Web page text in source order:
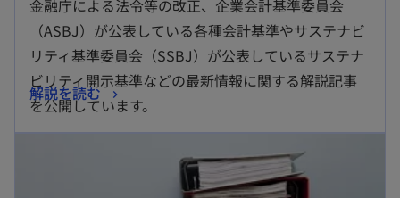
い
タ
ブ
で
金融庁による法令等の改正、企業会計基準委員会
（ASBJ）が公表している各種会計基準やサステナビ
リティ基準委員会（SSBJ）が公表しているサステナ
ビリティ開示基準などの最新情報に関する解説記事
を公開しています。
解説を読む
新
し
新しいタブで開く